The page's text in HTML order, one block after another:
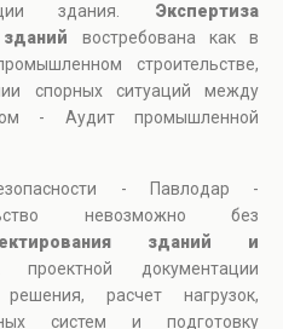
здания. Экспертиза
востребована как в
строительстве,
спорных ситуаций между
- Аудит промышленной
- Павлодар -
невозможно без
зданий и
проектной документации
расчет нагрузок,
систем и подготовку